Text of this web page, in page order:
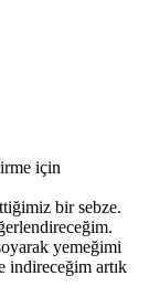
için
bir sebze.
yemeğimi
indireceğim artık